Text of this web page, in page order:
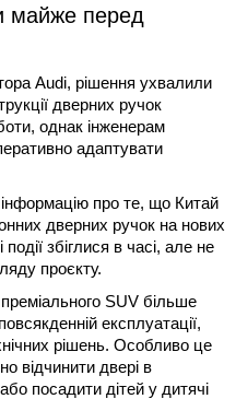
майже перед
Audi, рішення ухвалили
дверних ручок
однак інженерам
адаптувати
про те, що Китай
дверних ручок на нових
збіглися в часі, але не
проєкту.
SUV більше
експлуатації,
рішень. Особливо це
відчинити двері в
посадити дітей у дитячі